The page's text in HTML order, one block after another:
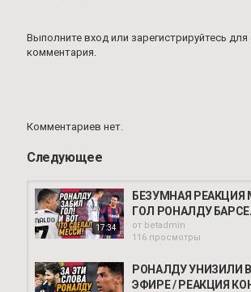
Выполните вход или зарегистрируйтесь для
комментария.
Комментариев нет.
Следующее
17:34
БЕЗУМНАЯ РЕАКЦИЯ
ГОЛ РОНАЛДУ
от betadmin
116 просмотры
РОНАЛДУ УНИЗИЛИ
ЭФИРЕ / РЕАКЦИЯ